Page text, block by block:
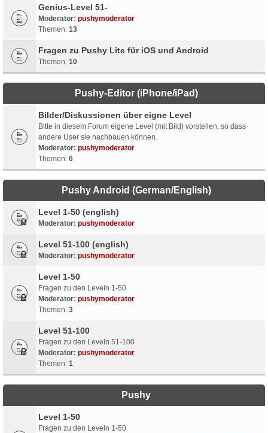
Genius-Level 51-
Moderator: pushymoderator
Themen: 13
Fragen zu Pushy Lite für iOS und Android
Themen: 10
Pushy-Editor (iPhone/iPad)
Bilder/Diskussionen über eigne Level
Bitte in diesem Forum eigene Level (mit Bild) vorstellen, so dass
andere User sie nachbauen können.
Moderator: pushymoderator
Themen: 6
Pushy Android (German/English)
Level 1-50 (english)
Moderator: pushymoderator
Level 51-100 (english)
Moderator: pushymoderator
Level 1-50
Fragen zu den Leveln 1-50
Moderator: pushymoderator
Themen: 3
Level 51-100
Fragen zu den Leveln 51-100
Moderator: pushymoderator
Themen: 1
Pushy
Level 1-50
Fragen zu den Leveln 1-50